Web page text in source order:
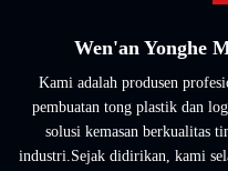
Wen'an Yonghe
Kami adalah produsen
pembuatan tong plastik dan
solusi kemasan berkualitas
industri.Sejak didirikan, kami